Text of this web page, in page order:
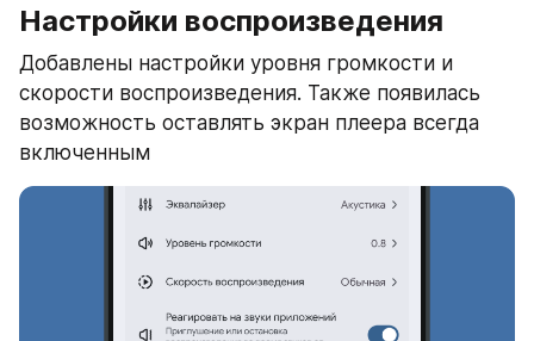
Настройки воспроизведения
Добавлены настройки уровня громкости и
скорости воспроизведения. Также появилась
возможность оставлять экран плеера всегда
включенным